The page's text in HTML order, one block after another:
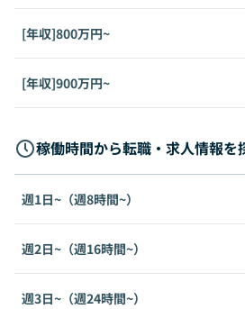
[年収]800万円~
[年収]900万円~
稼働時間から転職・求人情報を
週1日~（週8時間~）
週2日~（週16時間~）
週3日~（週24時間~）